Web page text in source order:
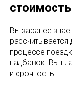
стоимость
Вы заранее
процессе
надбавок. Вы
и срочность.